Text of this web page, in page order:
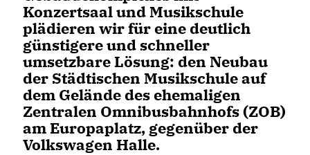
Konzertsaal und Musikschule
plädieren wir für eine deutlich
günstigere und schneller
umsetzbare Lösung: den Neubau
der Städtischen Musikschule auf
dem Gelände des ehemaligen
Zentralen Omnibusbahnhofs (ZOB)
am Europaplatz, gegenüber der
Volkswagen Halle.